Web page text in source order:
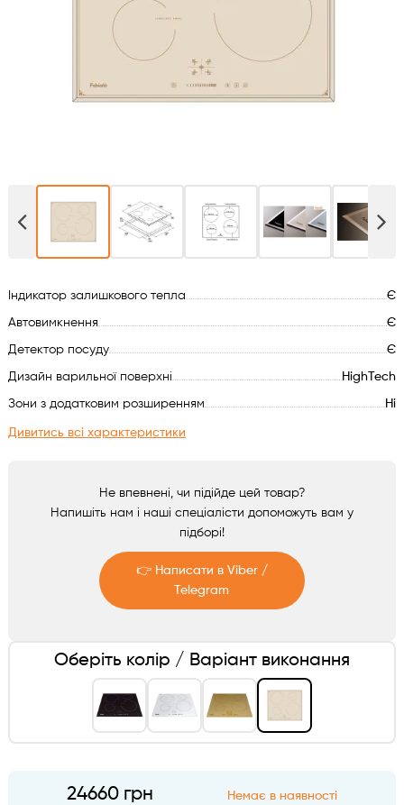
Духові шафи
Варильні поверхні
Посудомийки
Пральні машини
Холодильне обладнання
Аксесуари
Індикатор залишкового тепла Є
Автовимкнення Є
Детектор посуду Є
Дизайн варильної поверхні HighTech
Зони з додатковим розширенням Ні
Дивитись всі характеристики
Не впевнені, чи підійде цей товар?
Напишіть нам і наші спеціалісти допоможуть вам у
підборі!
👉 Написати в Viber /
Telegram
Viber
24660 грн Немає в наявності
Оберіть колір / Варіант виконання